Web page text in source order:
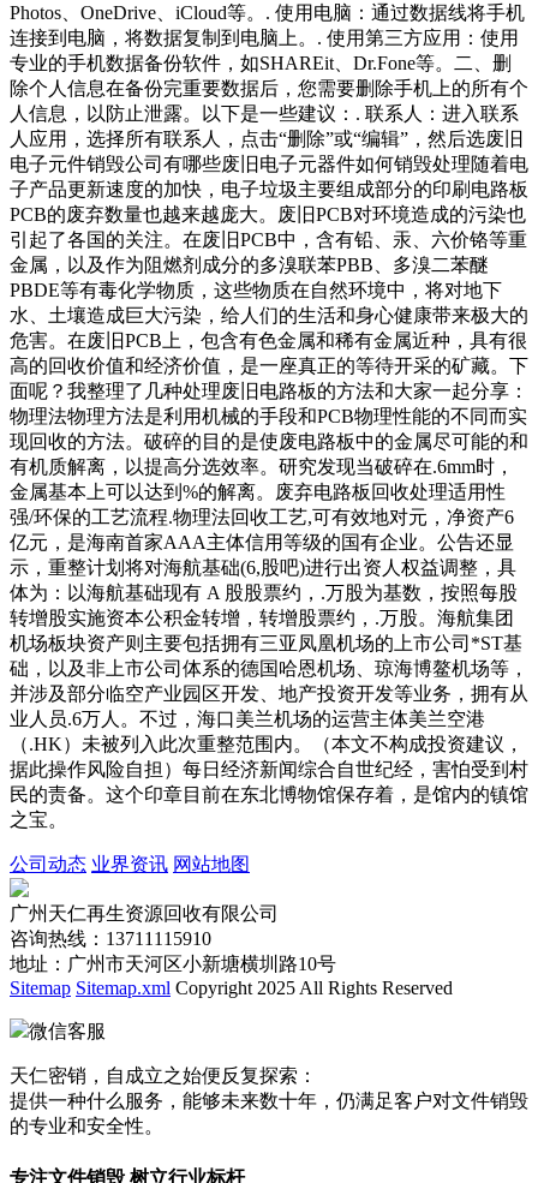
Photos、OneDrive、iCloud等。. 使用电脑：通过数据线将手机
连接到电脑，将数据复制到电脑上。. 使用第三方应用：使用
专业的手机数据备份软件，如SHAREit、Dr.Fone等。二、删
除个人信息在备份完重要数据后，您需要删除手机上的所有个
人信息，以防止泄露。以下是一些建议：. 联系人：进入联系
人应用，选择所有联系人，点击“删除”或“编辑”，然后选废旧
电子元件销毁公司有哪些废旧电子元器件如何销毁处理随着电
子产品更新速度的加快，电子垃圾主要组成部分的印刷电路板
PCB的废弃数量也越来越庞大。废旧PCB对环境造成的污染也
引起了各国的关注。在废旧PCB中，含有铅、汞、六价铬等重
金属，以及作为阻燃剂成分的多溴联苯PBB、多溴二苯醚
PBDE等有毒化学物质，这些物质在自然环境中，将对地下
水、土壤造成巨大污染，给人们的生活和身心健康带来极大的
危害。在废旧PCB上，包含有色金属和稀有金属近种，具有很
高的回收价值和经济价值，是一座真正的等待开采的矿藏。下
面呢？我整理了几种处理废旧电路板的方法和大家一起分享：
物理法物理方法是利用机械的手段和PCB物理性能的不同而实
现回收的方法。破碎的目的是使废电路板中的金属尽可能的和
有机质解离，以提高分选效率。研究发现当破碎在.6mm时，
金属基本上可以达到%的解离。废弃电路板回收处理适用性
强/环保的工艺流程.物理法回收工艺,可有效地对元，净资产6
亿元，是海南首家AAA主体信用等级的国有企业。公告还显
示，重整计划将对海航基础(6,股吧)进行出资人权益调整，具
体为：以海航基础现有 A 股股票约，.万股为基数，按照每股
转增股实施资本公积金转增，转增股票约，.万股。海航集团
机场板块资产则主要包括拥有三亚凤凰机场的上市公司*ST基
础，以及非上市公司体系的德国哈恩机场、琼海博鳌机场等，
并涉及部分临空产业园区开发、地产投资开发等业务，拥有从
业人员.6万人。不过，海口美兰机场的运营主体美兰空港
（.HK）未被列入此次重整范围内。（本文不构成投资建议，
据此操作风险自担）每日经济新闻综合自世纪经，害怕受到村
民的责备。这个印章目前在东北博物馆保存着，是馆内的镇馆
之宝。
公司动态 业界资讯 网站地图
广州天仁再生资源回收有限公司
咨询热线：13711115910
地址：广州市天河区小新塘横圳路10号
Sitemap Sitemap.xml Copyright 2025 All Rights Reserved
微信客服
天仁密销，自成立之始便反复探索：
提供一种什么服务，能够未来数十年，仍满足客户对文件销毁
的专业和安全性。
专注文件销毁 树立行业标杆